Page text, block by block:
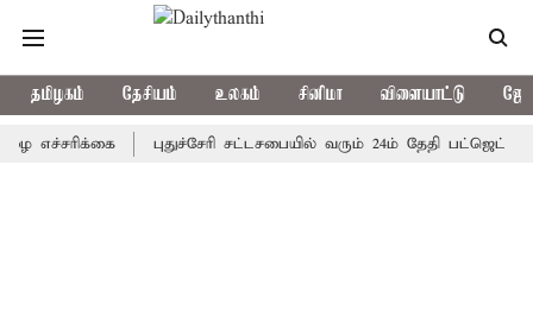
தமிழகம் தேசியம் உலகம் சினிமா விளையாட்டு
புதுச்சேரி சட்டசபையில் வரும் 24ம் தேதி பட்ஜெட் தாக்கல்